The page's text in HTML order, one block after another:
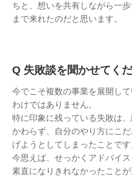
ちと、想いを共有しながら一
まで来れたのだと思います。
失敗談を聞かせてく
今でこそ複数の事業を展開し
わけではありません。
特に印象に残っている失敗は
かわらず、自分のやり方にこ
げようとしてしまったことです
今思えば、せっかくアドバイ
素直になりきれなかったことが